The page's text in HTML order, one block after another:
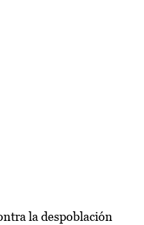
la despoblación